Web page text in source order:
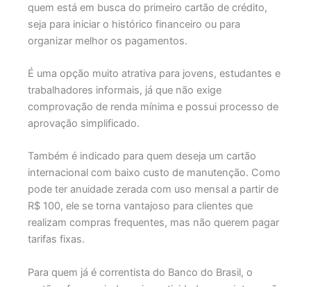
quem está em busca do primeiro cartão de crédito,
seja para iniciar o histórico financeiro ou para
organizar melhor os pagamentos.
É uma opção muito atrativa para jovens, estudantes e
trabalhadores informais, já que não exige
comprovação de renda mínima e possui processo de
aprovação simplificado.
Também é indicado para quem deseja um cartão
internacional com baixo custo de manutenção. Como
pode ter anuidade zerada com uso mensal a partir de
R$ 100, ele se torna vantajoso para clientes que
realizam compras frequentes, mas não querem pagar
tarifas fixas.
Para quem já é correntista do Banco do Brasil, o